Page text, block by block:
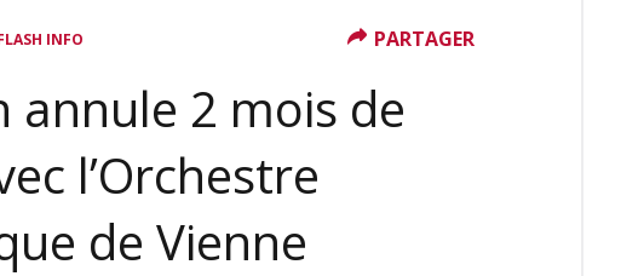
INFO
annule 2 mois de
l’Orchestre
de Vienne
PARTAGER